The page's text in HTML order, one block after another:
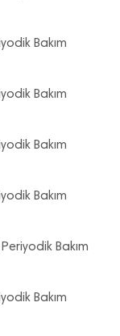
Bakım
Bakım
Bakım
Bakım
Bakım
Bakım